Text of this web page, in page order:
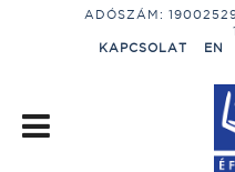
ADÓSZÁM:
KAPCSOLAT
EN